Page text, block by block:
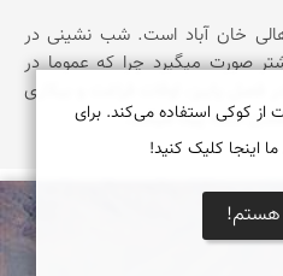
خان آباد است. شب­ نشینی در
صورت می­گیرد چرا که عموما در
فصل پاییز، اوقات فراغت و بیکاری
ادامه پیدا می­کند.
از کوکی استفاده می‌کند. برای
اینجا کلیک کنید!
هستم!